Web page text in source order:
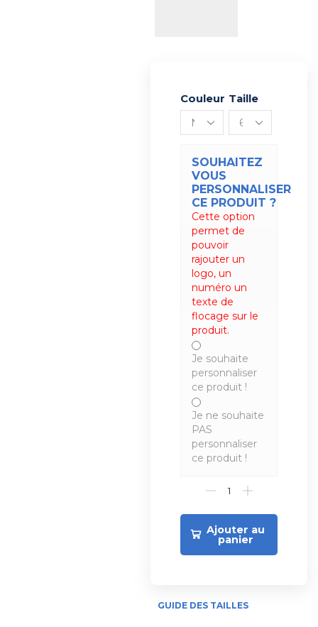
Couleur Taille
SOUHAITEZ
VOUS
PERSONNALISER
CE PRODUIT ?
Cette option
permet de
pouvoir
rajouter un
logo, un
numéro un
texte de
flocage sur le
produit.
Je souhaite
personnaliser
ce produit !
Je ne souhaite
PAS
personnaliser
ce produit !
Ajouter au
panier
Alternative:
GUIDE DES TAILLES